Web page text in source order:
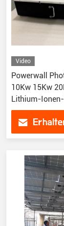
Video
Powerwall
10Kw 15Kw
Lithium-